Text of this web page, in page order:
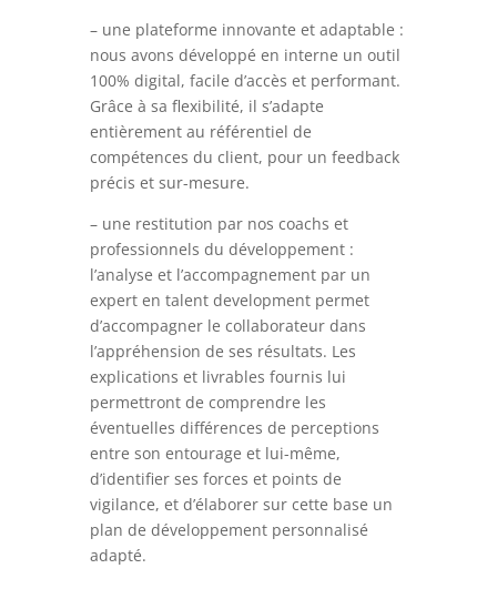
– une plateforme innovante et adaptable :
nous avons développé en interne un outil
100% digital, facile d’accès et performant.
Grâce à sa flexibilité, il s’adapte
entièrement au référentiel de
compétences du client, pour un feedback
précis et sur-mesure.
– une restitution par nos coachs et
professionnels du développement :
l’analyse et l’accompagnement par un
expert en talent development permet
d’accompagner le collaborateur dans
l’appréhension de ses résultats. Les
explications et livrables fournis lui
permettront de comprendre les
éventuelles différences de perceptions
entre son entourage et lui-même,
d’identifier ses forces et points de
vigilance, et d’élaborer sur cette base un
plan de développement personnalisé
adapté.